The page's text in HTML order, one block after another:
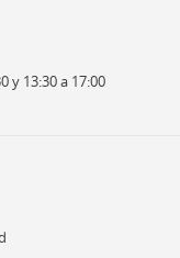
y 13:30 a 17:00